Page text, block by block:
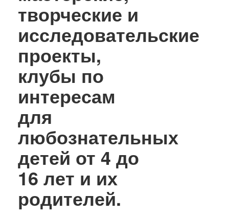
творческие и
исследовательские
проекты,
клубы по
интересам
для
любознательных
детей от 4 до
16 лет и их
родителей.